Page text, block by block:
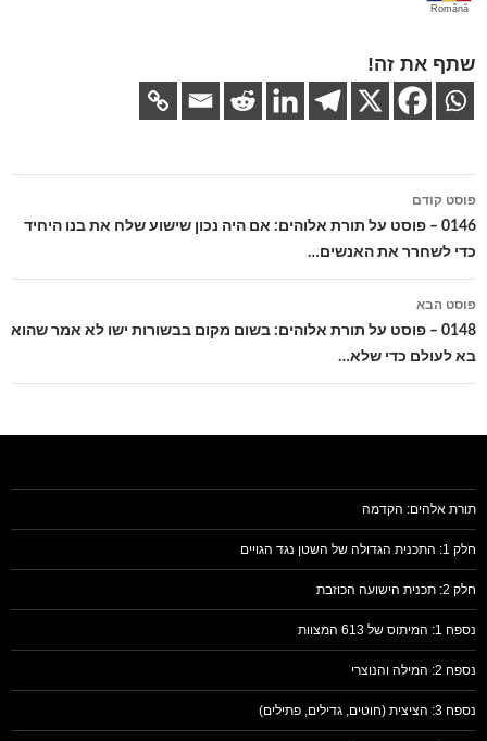
Română
שתף את זה!
ניווט
בפוסטים
פוסט קודם
0146 – פוסט על תורת אלוהים: אם היה נכון שישוע שלח את בנו היחיד
כדי לשחרר את האנשים…
פוסט הבא
0148 – פוסט על תורת אלוהים: בשום מקום בבשורות ישו לא אמר שהוא
בא לעולם כדי שלא…
תורת אלהים: הקדמה
חלק 1: התכנית הגדולה של השטן נגד הגויים
חלק 2: תכנית הישועה הכוזבת
נספח 1: המיתוס של 613 המצוות
נספח 2: המילה והנוצרי
נספח 3: הציצית (חוטים, גדילים, פתילים)